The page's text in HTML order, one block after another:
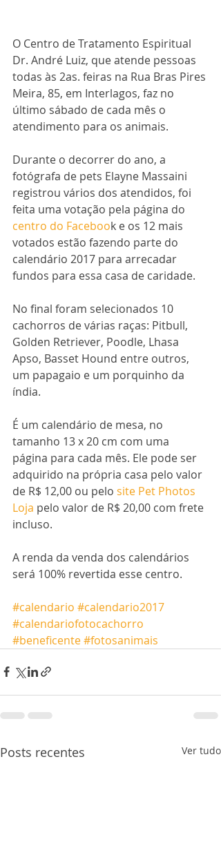
O Centro de Tratamento Espiritual
Dr. André Luiz, que atende pessoas
todas às 2as. feiras na Rua Bras Pires
Meira, 85, em Interlagos, faz no
último sábado de cada mês o
atendimento para os animais.
Durante o decorrer do ano, a
fotógrafa de pets Elayne Massaini
registrou vários dos atendidos, foi
feita uma votação pela página do
centro do Facebook e os 12 mais
votados estão fazendo parte do
calendário 2017 para arrecadar
fundos para essa casa de caridade.
No final foram selecionados 10
cachorros de várias raças: Pitbull,
Golden Retriever, Poodle, Lhasa
Apso, Basset Hound entre outros,
um papagaio e um porquinho da
índia.
É um calendário de mesa, no
tamanho 13 x 20 cm com uma
página para cada mês. Ele pode ser
adquirido na própria casa pelo valor
de R$ 12,00 ou pelo site Pet Photos
Loja pelo valor de R$ 20,00 com frete
incluso.
A renda da venda dos calendários
será 100% revertida esse centro.
#calendario #calendario2017
#calendariofotocachorro
#beneficente#fotosanimais
Posts recentes Ver tudo